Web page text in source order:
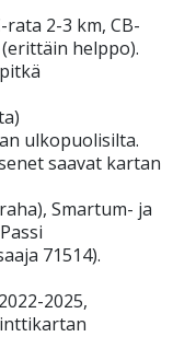
2-3 km, CB-
helppo).
ulkopuolisilta.
saavat kartan
Smartum- ja
71514).
2025,